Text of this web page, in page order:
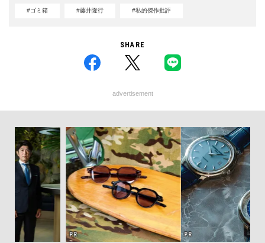
#ゴミ箱 #藤井隆行 #私的傑作批評
SHARE
advertisement